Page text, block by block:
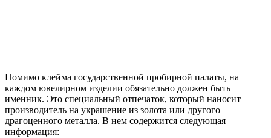
Помимо клейма государственной пробирной палаты, на
каждом ювелирном изделии обязательно должен быть
именник. Это специальный отпечаток, который наносит
производитель на украшение из золота или другого
драгоценного металла. В нем содержится следующая
информация: